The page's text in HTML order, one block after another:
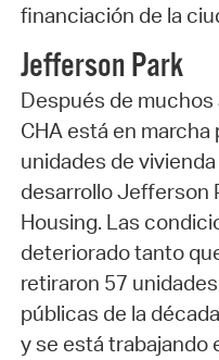
financiación de la
Jefferson Park
Después de
CHA está en
unidades de
desarrollo Jefferson
Housing. Las
deteriorado tanto
retiraron 57
públicas de la
y se está trabajando